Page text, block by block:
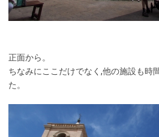
正面から。
ちなみにここだけでなく,他の施設も時
た。